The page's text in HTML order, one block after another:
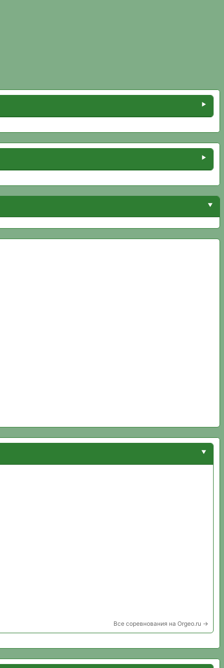
Все соревнования на Orgeo.ru →